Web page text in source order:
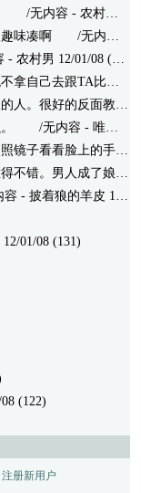
/无内容 - 农村男 12/01/08 (260)
味凑啊
/无内容 - 唯一 12/01/08 (205)
村男 12/01/08 (254)
己去跟TA比。哈哈
。很好的反面教材。
/无内容 - 唯一 12/01/08 (162)
看看脸上的手印再笑。
。男人成了娘们儿样。呵呵
着狼的羊皮 12/01/08 (146)
01/08 (131)
(122)
注册新用户